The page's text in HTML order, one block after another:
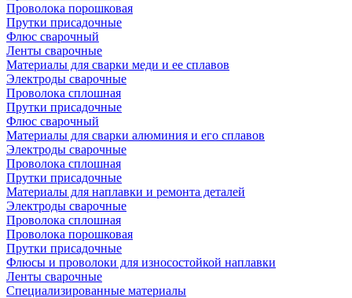
Проволока порошковая
Прутки присадочные
Флюс сварочный
Ленты сварочные
Материалы для сварки меди и ее сплавов
Электроды сварочные
Проволока сплошная
Прутки присадочные
Флюс сварочный
Материалы для сварки алюминия и его сплавов
Электроды сварочные
Проволока сплошная
Прутки присадочные
Материалы для наплавки и ремонта деталей
Электроды сварочные
Проволока сплошная
Проволока порошковая
Прутки присадочные
Флюсы и проволоки для износостойкой наплавки
Ленты сварочные
Специализированные материалы